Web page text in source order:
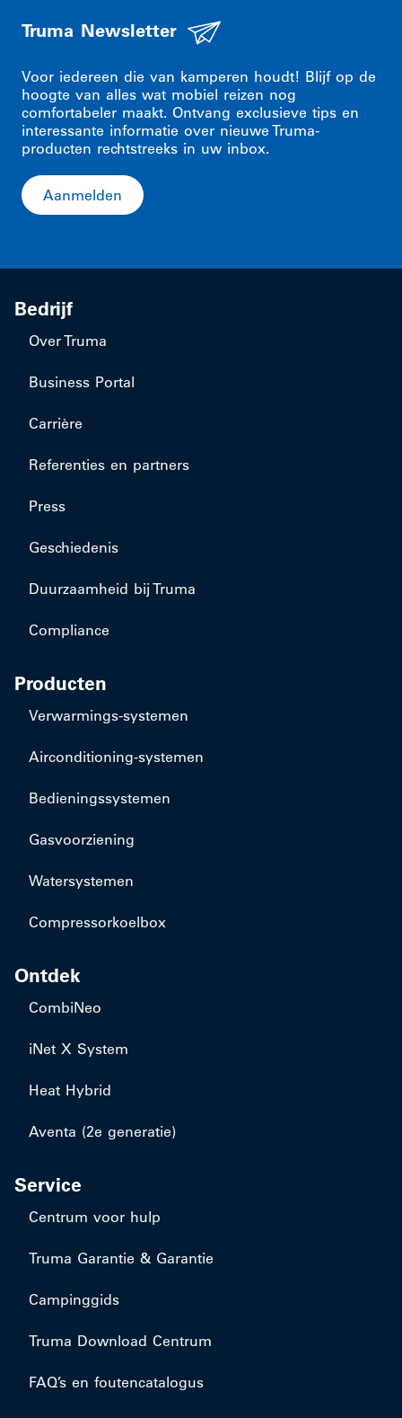
Truma Newsletter
Voor iedereen die van kamperen houdt! Blijf op de
hoogte van alles wat mobiel reizen nog
comfortabeler maakt. Ontvang exclusieve tips en
interessante informatie over nieuwe Truma-
producten rechtstreeks in uw inbox.
Aanmelden
Bedrijf
Over Truma
Business Portal
Carrière
Referenties en partners
Press
Geschiedenis
Duurzaamheid bij Truma
Compliance
Producten
​Verwarmings-systemen
​Airconditioning-systemen
Bedieningssystemen
Gasvoorziening
Watersystemen
Compressorkoelbox
Ontdek
CombiNeo
iNet X System
Heat Hybrid
Aventa (2e generatie)
Service
Centrum voor hulp
Truma Garantie & Garantie
Campinggids
Truma Download Centrum
FAQ’s en foutencatalogus